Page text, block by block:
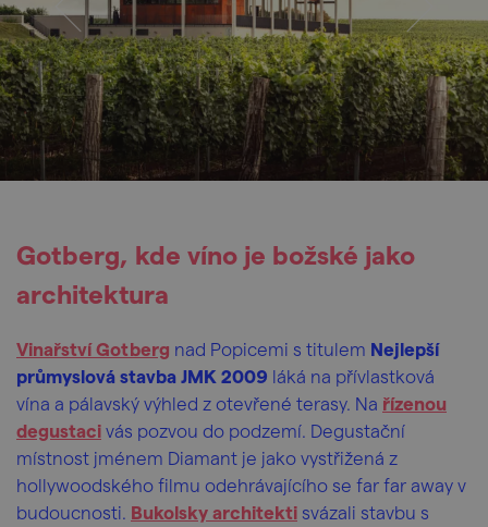
Gotberg, kde víno je božské jako
architektura
Vinařství Gotberg nad Popicemi s titulem Nejlepší
průmyslová stavba JMK 2009 láká na přívlastková
vína a pálavský výhled z otevřené terasy. Na řízenou
degustaci vás pozvou do podzemí. Degustační
místnost jménem Diamant je jako vystřižená z
hollywoodského filmu odehrávajícího se far far away v
budoucnosti. Bukolsky architekti svázali stavbu s